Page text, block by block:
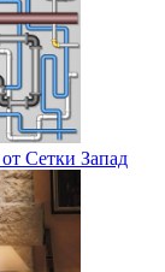
Сетки Запад